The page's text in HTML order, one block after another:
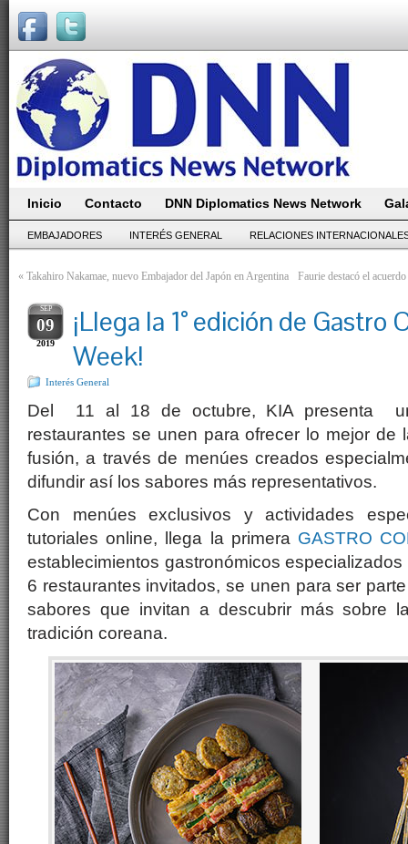
Inicio Contacto DNN Diplomatics News Network
EMBAJADORES INTERÉS GENERAL RELACIONES
« Takahiro Nakamae, nuevo Embajador del Japón en Argentina Faurie destacó el
SEP
09
2019
¡Llega la 1° edición de Gastro
Week!
Interés General
Del 11 al 18 de octubre, KIA presenta
restaurantes se unen para ofrecer lo mejor
fusión, a través de menúes creados
difundir así los sabores más representativos.
Con menúes exclusivos y actividades
tutoriales online, llega la primera GASTRO
establecimientos gastronómicos
6 restaurantes invitados, se unen para ser
sabores que invitan a descubrir más sobre
tradición coreana.